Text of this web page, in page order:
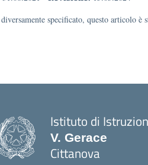
specificato, questo articolo
Istituto di
V. Gerace
Cittanova